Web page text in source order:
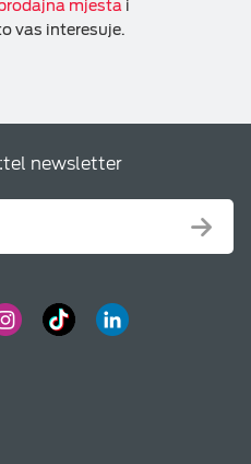
mjesta i
vas interesuje.
newsletter